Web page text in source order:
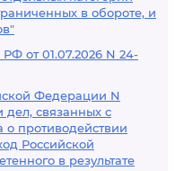
в обороте, и
от 01.07.2026 N 24-
Федерации N
дел, связанных с
о противодействии
Российской
в результате